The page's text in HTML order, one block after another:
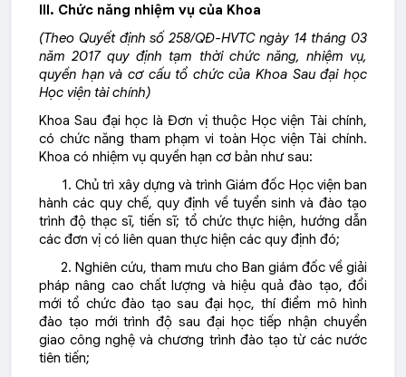
III. Chức năng nhiệm vụ của Khoa
(Theo Quyết định số 258/QĐ-HVTC ngày 14 tháng 03
năm 2017 quy định tạm thời chức năng, nhiệm vụ,
quyền hạn và cơ cấu tổ chức của Khoa Sau đại học
Học viện tài chính)
Khoa Sau đại học là Đơn vị thuộc Học viện Tài chính,
có chức năng tham phạm vi toàn Học viện Tài chính.
Khoa có nhiệm vụ quyền hạn cơ bản như sau:
1. Chủ trì xây dựng và trình Giám đốc Học viện ban
hành các quy chế, quy định về tuyển sinh và đào tạo
trình độ thạc sĩ, tiến sĩ; tổ chức thực hiện, hướng dẫn
các đơn vị có liên quan thực hiện các quy định đó;
2. Nghiên cứu, tham mưu cho Ban giám đốc về giải
pháp nâng cao chất lượng và hiệu quả đào tạo, đổi
mới tổ chức đào tạo sau đại học, thí điểm mô hình
đào tạo mới trình độ sau đại học tiếp nhận chuyển
giao công nghệ và chương trình đào tạo từ các nước
tiên tiến;